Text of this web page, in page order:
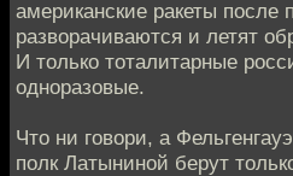
американские ракеты после
разворачиваются и летят
И только тоталитарные
одноразовые.
Что ни говори, а
полк Латыниной берут